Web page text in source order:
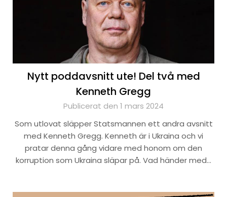
Nytt poddavsnitt ute! Del två med
Kenneth Gregg
Publicerat den 1 mars 2024
Som utlovat släpper Statsmannen ett andra avsnitt
med Kenneth Gregg. Kenneth är i Ukraina och vi
pratar denna gång vidare med honom om den
korruption som Ukraina släpar på. Vad händer med…